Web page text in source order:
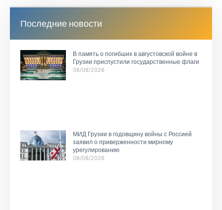
Последние новости
В память о погибших в августовской войне в
Грузии приспустили государственные флаги
08/08/2026
МИД Грузии в годовщину войны с Россией
заявил о приверженности мирному
урегулированию
08/08/2026